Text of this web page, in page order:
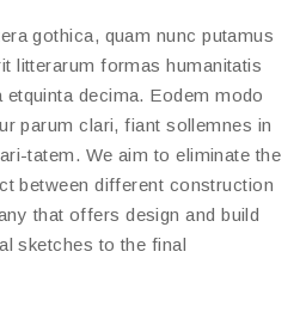
gothica, quam nunc putamus
litterarum formas humanitatis
decima. Eodem modo
parum clari, fiant sollemnes in
tatem. We aim to eliminate the
between different construction
that offers design and build
sketches to the final